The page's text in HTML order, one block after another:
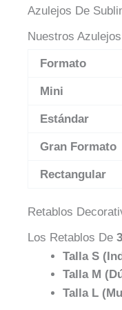
Azulejos De
Nuestros
Formato
Mini
Estándar
Gran Formato
Rectangular
Retablos
Los Retablos De
Talla S
Talla M
Talla L